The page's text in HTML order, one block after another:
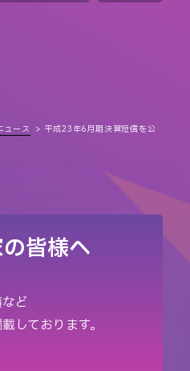
ュース
平成23年6月期決算短信を公
皆様へ
ど
しております。